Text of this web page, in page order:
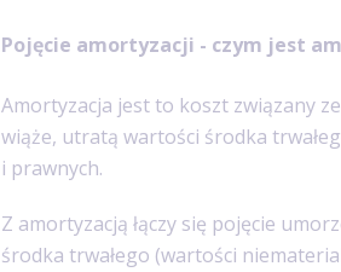
Pojęcie amortyzacji - czym jest
Amortyzacja jest to koszt związany
wiąże, utratą wartości środka
i prawnych.
Z amortyzacją łączy się pojęcie
środka trwałego (wartości